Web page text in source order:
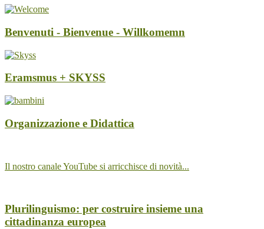
Benvenuti - Bienvenue - Willkomemn
Eramsmus + SKYSS
Organizzazione e Didattica
Il nostro canale YouTube si arricchisce di novità...
Plurilinguismo: per costruire insieme una
cittadinanza europea